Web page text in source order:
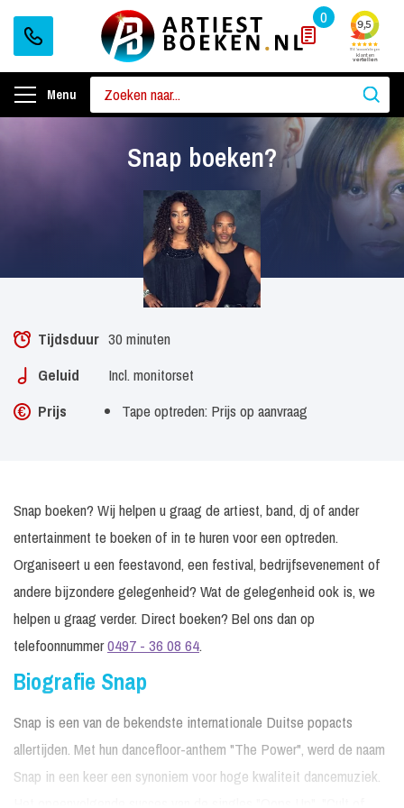
0
Menu
Snap boeken?
Tijdsduur 30 minuten
Geluid
Incl. monitorset
Prijs
Tape optreden: Prijs op aanvraag
Snap boeken? Wij helpen u graag de artiest, band, dj of ander
entertainment te boeken of in te huren voor een optreden.
Organiseert u een feestavond, een festival, bedrijfsevenement of
andere bijzondere gelegenheid? Wat de gelegenheid ook is, we
helpen u graag verder. Direct boeken? Bel ons dan op
telefoonnummer0497 - 36 08 64.
Biografie Snap
Snap is een van de bekendste internationale Duitse popacts
allertijden. Met hun dancefloor-anthem "The Power", werd de naam
Snap in een keer een synoniem voor hoge kwaliteit dancemuziek.